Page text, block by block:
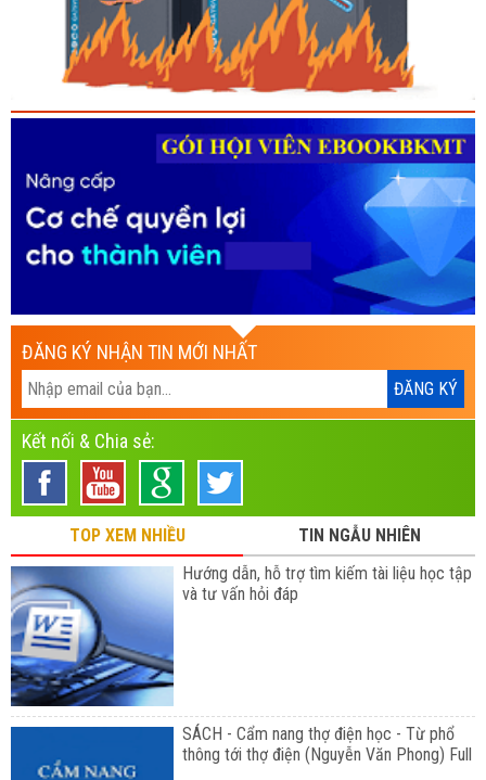
ĐĂNG KÝ NHẬN TIN MỚI NHẤT
Kết nối & Chia sẻ:
TOP XEM NHIỀU
TIN NGẪU NHIÊN
Hướng dẫn, hỗ trợ tìm kiếm tài liệu học tập
và tư vấn hỏi đáp
SÁCH - Cẩm nang thợ điện học - Từ phổ
thông tới thợ điện (Nguyễn Văn Phong) Full